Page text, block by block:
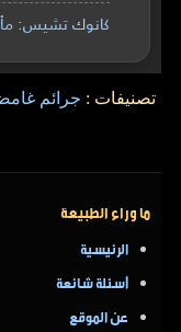
كانوك تشيس:
تصنيفات : جرائم
ما وراء الطبيعة
الرئيسية
أسئلة شائعة
عن الموقع